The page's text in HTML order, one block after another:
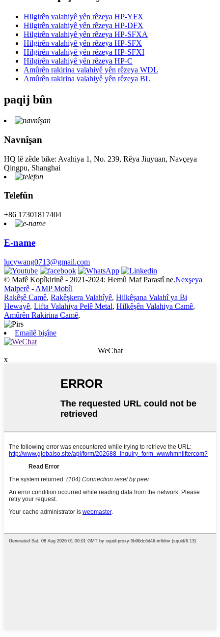
Hilgirên valahiyê yên rêzeya HP-YFX
Hilgirên valahiyê yên rêzeya HP-DFX
Hilgirên valahiyê yên rêzeya HP-SFXA
Hilgirên valahiyê yên rêzeya HP-SFX
Hilgirên valahiyê yên rêzeya HP-SFXI
Hilgirên valahiyê yên rêzeya HP-C
Amûrên rakirina valahiyê yên rêzeya WDL
Amûrên rakirina valahiyê yên rêzeya BL
paqij bûn
Navnîşan
HQ lê zêde bike: Avahiya 1, No. 239, Rêya Jiuyuan, Navçeya
Qingpu, Shanghai
Telefûn
+86 17301817404
E-name
lucywang0713@gmail.com
© Mafê Kopîkirinê - 2021-2024: Hemû Maf Parastî ne.Nexşeya
Malperê - AMP Mobîl
Rakêşê Camê, Rakêşkera Valahîyê, Hilkêşana Valahî ya Bi
Hewayê, Lifta Valahiya Pelê Metal, Hilkêşên Valahiya Camê,
Amûrên Rakirina Camê,
Emailê bişîne
WeChat
x